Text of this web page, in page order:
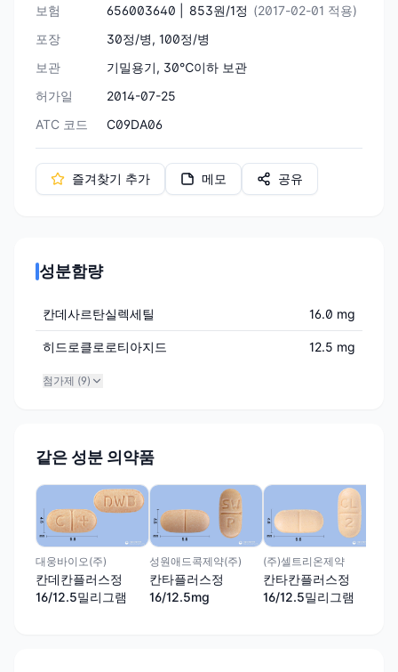
보험
656003640 | 853원/1정 (2017-02-01 적용)
포장
30정/병, 100정/병
보관
기밀용기, 30℃이하 보관
허가일
2014-07-25
ATC 코드
C09DA06
즐겨찾기 추가 메모 공유
성분함량
칸데사르탄실렉세틸 16.0 mg
히드로클로로티아지드 12.5 mg
첨가제 (9)
같은 성분 의약품
대웅바이오(주)
칸데칸플러스정
16/12.5밀리그램
성원애드콕제약(주)
칸타플러스정
16/12.5mg
(주)셀트리온제약
칸타칸플러스정
16/12.5밀리그램